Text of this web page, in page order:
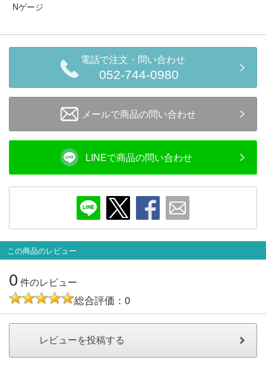
走行エリア別 鉄道模型車両リスト
関西
メルマガ登録 LINEお友達登録
Infomation
ご注文方法
Nゲージ
電話で注文・問い合わせ
052-744-0980
メールで商品の問い合わせ
LINEで商品の問い合わせ
この商品のレビュー
0件のレビュー
総合評価：0